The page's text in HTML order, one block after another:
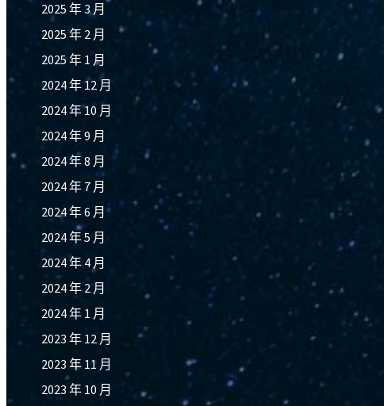
2025 年 3 月
2025 年 2 月
2025 年 1 月
2024 年 12 月
2024 年 10 月
2024 年 9 月
2024 年 8 月
2024 年 7 月
2024 年 6 月
2024 年 5 月
2024 年 4 月
2024 年 2 月
2024 年 1 月
2023 年 12 月
2023 年 11 月
2023 年 10 月